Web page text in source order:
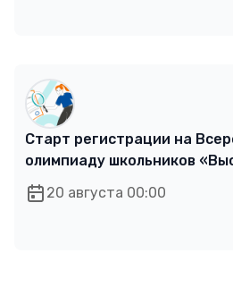
Старт регистрации на
олимпиаду школьников
20 августа 00:00